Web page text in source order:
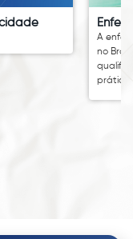
A
no Brasil e
qualificados.
prática